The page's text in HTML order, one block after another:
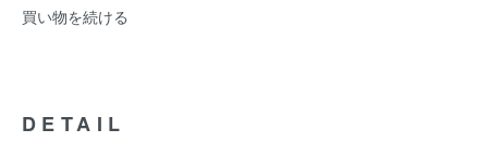
買い物を続ける
DETAIL